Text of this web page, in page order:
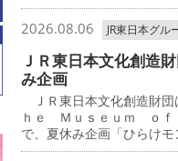
2026.08.06 JR東日本グル
ＪＲ東日本文化創
み企画
ＪＲ東日本文化創造財
ｈｅ Ｍｕｓｅｕｍ ｏｆ
で、夏休み企画「ひらけモ